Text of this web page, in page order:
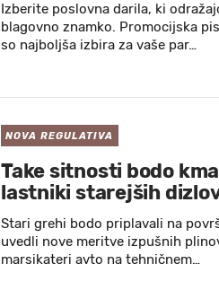
Izberite poslovna darila, ki
blagovno znamko. Promocijska
so najboljša izbira za vaše par…
NOVA REGULATIVA
Take sitnosti bodo
lastniki starejših
Stari grehi bodo priplavali na
uvedli nove meritve izpušnih
marsikateri avto na tehničnem…